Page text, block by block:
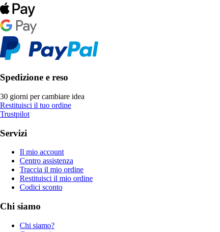
Spedizione e reso
30 giorni per cambiare idea
Restituisci il tuo ordine
Trustpilot
Servizi
Il mio account
Centro assistenza
Traccia il mio ordine
Restituisci il mio ordine
Codici sconto
Chi siamo
Chi siamo?